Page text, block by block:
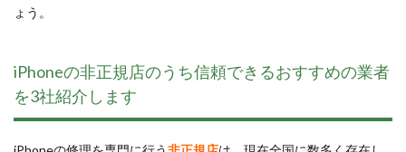
ょう。
iPhoneの非正規店のうち信頼できるおすすめの業者
を3社紹介します